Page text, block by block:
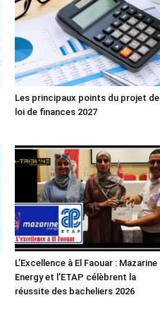
Les principaux points du projet de
loi de finances 2027
L’Excellence à El Faouar : Mazarine
Energy et l’ETAP célèbrent la
réussite des bacheliers 2026